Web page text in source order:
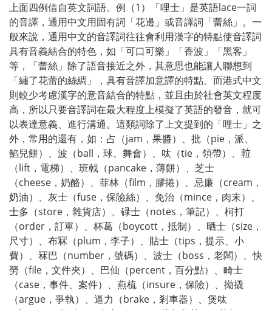
上面四例借自英文詞語。例（1）「哩士」是英語lace一詞
的音譯，通用中文用固有詞「花邊」或音譯詞「蕾絲」。一
般來說，通用中文的音譯詞往往會利用漢字的特點使音譯詞
具有音義結合的特色，如「可口可樂」「香波」「黑客」
等，「蕾絲」除了語音接近之外，其意思也能讓人聯想到
「繡了花蕾的絲綢」，具有音譯加意譯的特點。而港式中文
則較少考慮漢字的意音結合的特點，並且由於社會英文程度
高，所以只要音譯詞在最大程度上模擬了英語的發音，就可
以表達意義、進行溝通。這類詞除了上文提到的「哩士」之
外，常用的還有，如：占（jam，果醬）、批（pie，派、
餡兒餅）、波（ball，球、舞會）、呔（tie，領帶）、𨋢
（lift，電梯）、班戟（pancake，薄餅）、芝士
（cheese，奶酪）、菲林（film，膠捲）、忌廉（cream，
奶油）、灰士（fuse，保險絲）、免治（mince，肉末）、
士多（store，雜貨店）、碌士（notes，筆記）、柯打
（order，訂單）、杯葛（boycott，抵制）、晒士（size，
尺寸）、布冧（plum，李子）、貼士（tips，提示、小
費）、冧巴（number，號碼）、波士（boss，老闆）、快
勞（file，文件夾）、巴仙（percent，百分點）、畸士
（case，事件、案件）、燕梳（insure，保險）、拗撬
（argue，爭執）、逼力（brake，剎車器）、煲呔